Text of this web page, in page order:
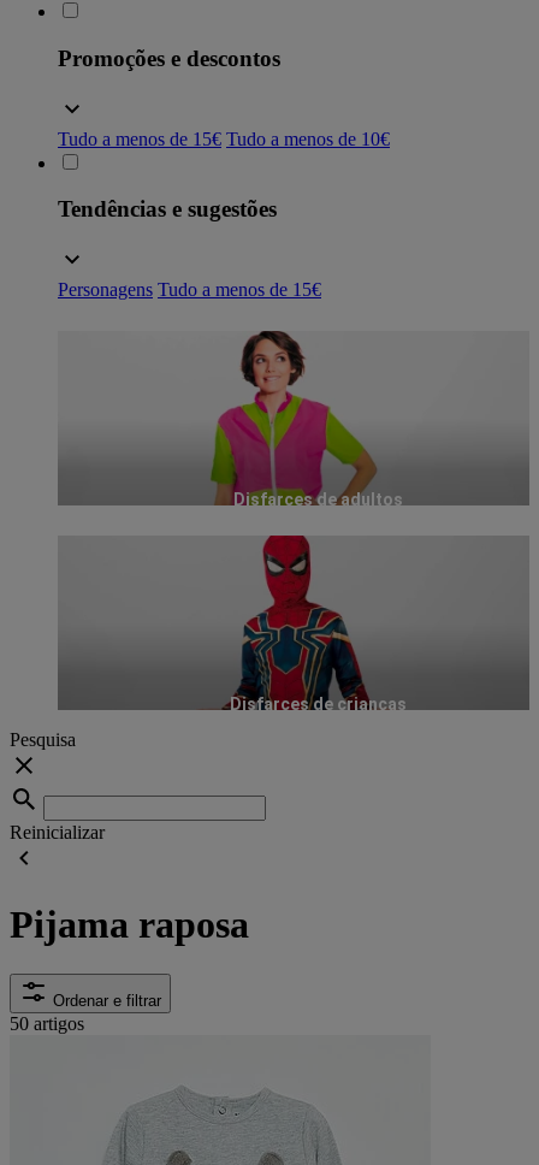
Promoções e descontos
Tudo a menos de 15€ Tudo a menos de 10€
Tendências e sugestões
Personagens Tudo a menos de 15€
Disfarces de adultos
Disfarces de crianças
Pesquisa
Reinicializar
Pijama raposa
Ordenar e filtrar
50 artigos